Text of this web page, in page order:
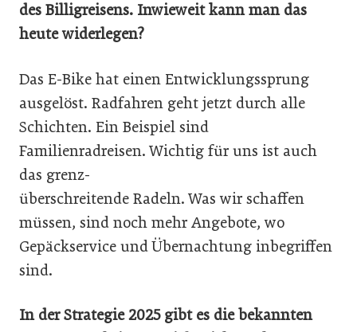
des Billigreisens. Inwieweit kann man das
heute widerlegen?
Das E-Bike hat einen Entwicklungssprung
ausgelöst. Radfahren geht jetzt durch alle
Schichten. Ein Beispiel sind
Familienradreisen. Wichtig für uns ist auch
das grenz-
überschreitende Radeln. Was wir schaffen
müssen, sind noch mehr Angebote, wo
Gepäckservice und Übernachtung inbegriffen
sind.
In der Strategie 2025 gibt es die bekannten